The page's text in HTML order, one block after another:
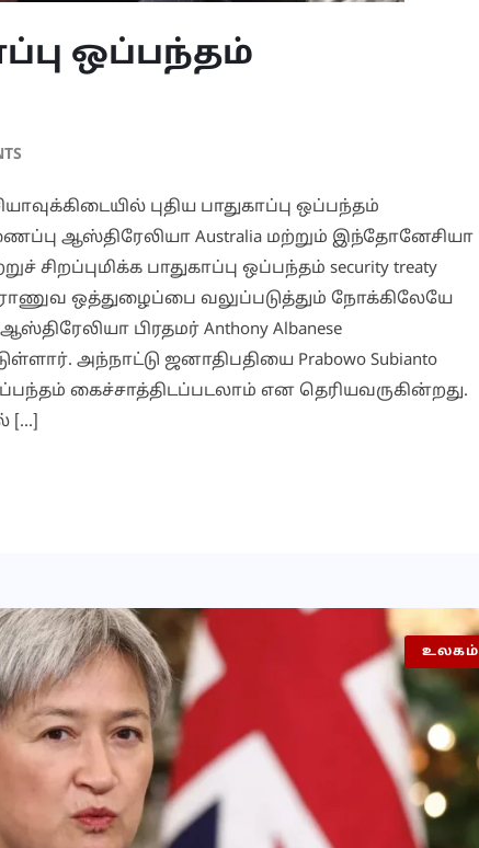
ஒப்பந்தம்
புதிய பாதுகாப்பு ஒப்பந்தம்
ஆஸ்திரேலியா Australia மற்றும் இந்தோனேசியா
சிறப்புமிக்க பாதுகாப்பு ஒப்பந்தம் security treaty
ஒத்துழைப்பை வலுப்படுத்தும் நோக்கிலேயே
பிரதமர் Anthony Albanese
அந்நாட்டு ஜனாதிபதியை Prabowo Subianto
கைச்சாத்திடப்படலாம் என தெரியவருகின்றது.
[…]
உலகம்